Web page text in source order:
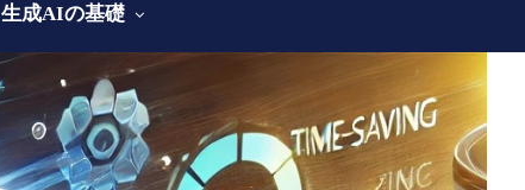
生成AIの基礎